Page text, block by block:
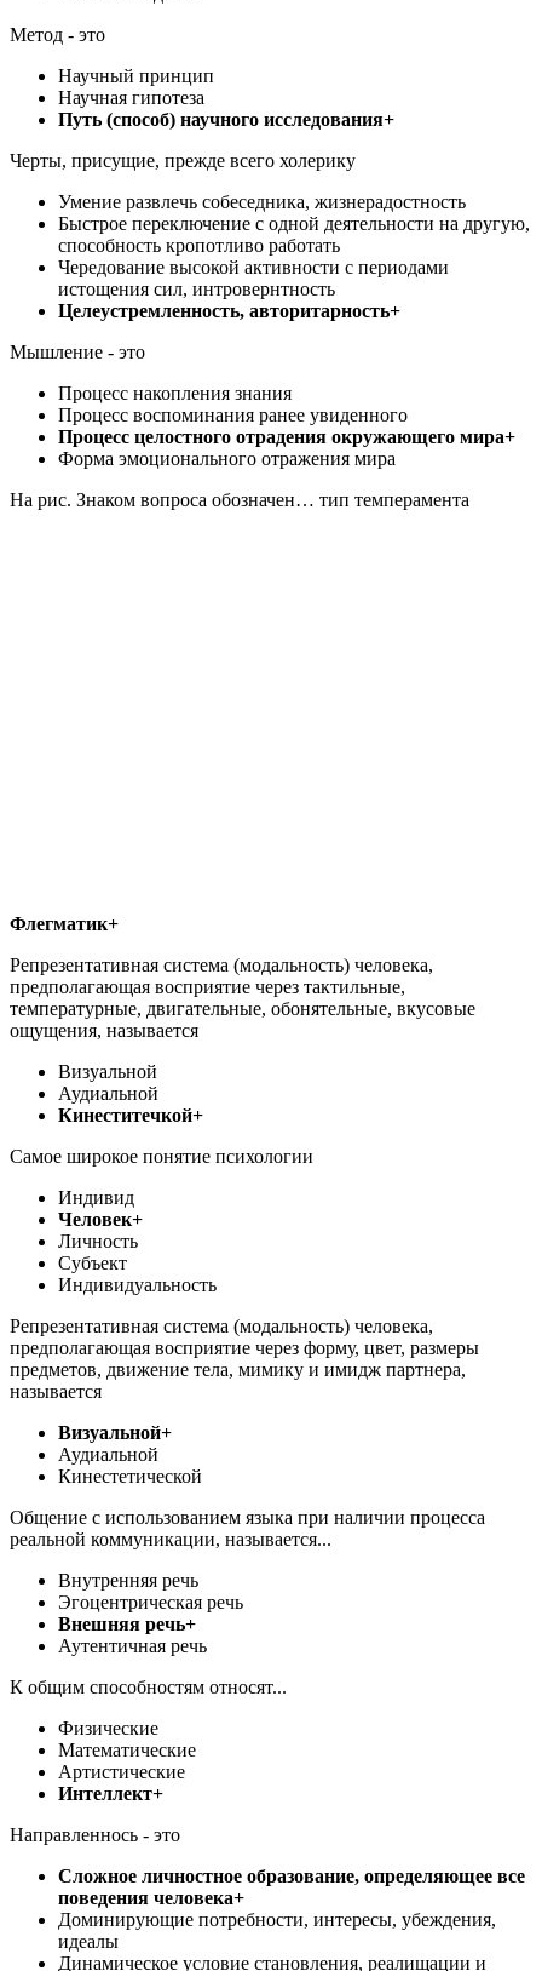
Метод - это
Научный принцип
Научная гипотеза
Путь (способ) научного исследования+
Черты, присущие, прежде всего холерику
Умение развлечь собеседника, жизнерадостность
Быстрое переключение с одной деятельности на другую,
способность кропотливо работать
Чередование высокой активности с периодами
истощения сил, интровернтность
Целеустремленность, авторитарность+
Мышление - это
Процесс накопления знания
Процесс воспоминания ранее увиденного
Процесс целостного отрадения окружающего мира+
Форма эмоционального отражения мира
На рис. Знаком вопроса обозначен… тип темперамента
Флегматик+
Репрезентативная система (модальность) человека,
предполагающая восприятие через тактильные,
температурные, двигательные, обонятельные, вкусовые
ощущения, называется
Визуальной
Аудиальной
Кинеститечкой+
Самое широкое понятие психологии
Индивид
Человек+
Личность
Субъект
Индивидуальность
Репрезентативная система (модальность) человека,
предполагающая восприятие через форму, цвет, размеры
предметов, движение тела, мимику и имидж партнера,
называется
Визуальной+
Аудиальной
Кинестетической
Общение с использованием языка при наличии процесса
реальной коммуникации, называется...
Внутренняя речь
Эгоцентрическая речь
Внешняя речь+
Аутентичная речь
К общим способностям относят...
Физические
Математические
Артистические
Интеллект+
Направленнось - это
Сложное личностное образование, определяющее все
поведения человека+
Доминирующие потребности, интересы, убеждения,
идеалы
Динамическое условие становления, реалищации и